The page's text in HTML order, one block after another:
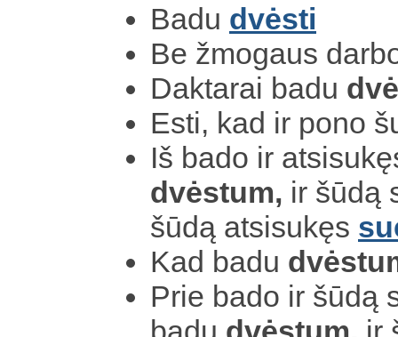
Badu dvėsti
Be žmogaus
Daktarai badu
Esti, kad ir pono
Iš bado ir
dvėstum, ir šūdą
šūdą atsisukęs
Kad badu
Prie bado ir šūdą